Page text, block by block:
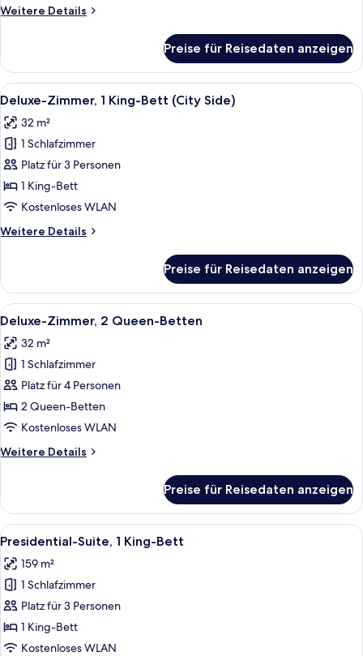
anzeigen
Weitere Details
Weitere
Zimmer,
1 King-
Bett,
Preise für Reisedaten anzeigen
Alle
Fotos
für
Deluxe-
Zimmer,
1 King-
Bett
Side)
Ein Hotelzimmer mit einem großen
9
Deluxe-Zimmer, 1 King-Bett (City Side)
32 m²
1 Schlafzimmer
Platz für 3 Personen
1 King-Bett
Kostenloses WLAN
Weitere Details
Weitere
Zimmer,
1 King-
Bett
Side)
Preise für Reisedaten anzeigen
Alle
Fotos
für
Deluxe-
Zimmer,
2 Queen-
Betten
Ein Hotelzimmer mit zwei Betten,
5
Deluxe-Zimmer, 2 Queen-Betten
32 m²
1 Schlafzimmer
Platz für 4 Personen
2 Queen-Betten
Kostenloses WLAN
Weitere Details
Weitere
Zimmer,
2 Queen-
Betten
Preise für Reisedaten anzeigen
Alle
Fotos
für
Presidential-
Suite,
1 King-
Bett
Ein Hotelzimmer mit Bett,
11
Presidential-Suite, 1 King-Bett
159 m²
1 Schlafzimmer
Platz für 3 Personen
1 King-Bett
Kostenloses WLAN